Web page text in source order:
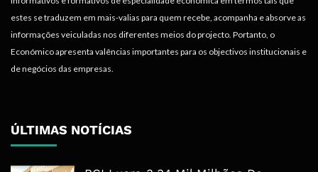
estes se traduzem em mais-valias para quem recebe, acompanha e absorve as
informações veiculadas nos diferentes meios do projecto. Portanto, o
Económico apresenta valências importantes para os objectivos institucionais e
de negócios das empresas.
ÚLTIMAS NOTÍCIAS